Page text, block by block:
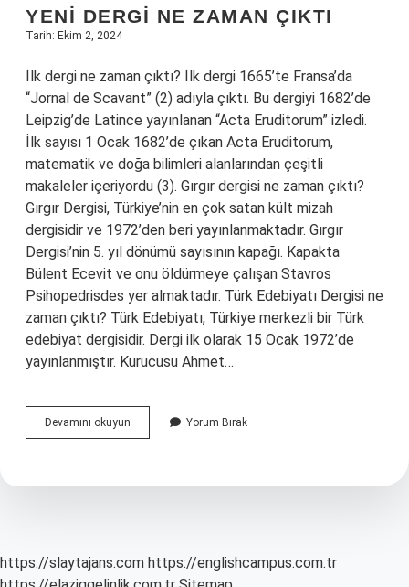
YENI DERGI NE ZAMAN ÇIKTI
Tarih: Ekim 2, 2024
İlk dergi ne zaman çıktı? İlk dergi 1665’te Fransa’da
“Jornal de Scavant” (2) adıyla çıktı. Bu dergiyi 1682’de
Leipzig’de Latince yayınlanan “Acta Eruditorum” izledi.
İlk sayısı 1 Ocak 1682’de çıkan Acta Eruditorum,
matematik ve doğa bilimleri alanlarından çeşitli
makaleler içeriyordu (3). Gırgır dergisi ne zaman çıktı?
Gırgır Dergisi, Türkiye’nin en çok satan kült mizah
dergisidir ve 1972’den beri yayınlanmaktadır. Gırgır
Dergisi’nin 5. yıl dönümü sayısının kapağı. Kapakta
Bülent Ecevit ve onu öldürmeye çalışan Stavros
Psihopedrisdes yer almaktadır. Türk Edebiyatı Dergisi ne
zaman çıktı? Türk Edebiyatı, Türkiye merkezli bir Türk
edebiyat dergisidir. Dergi ilk olarak 15 Ocak 1972’de
yayınlanmıştır. Kurucusu Ahmet…
Devamını okuyun
Dergi
Çıktı
Yorum Bırak
https://slaytajans.com https://englishcampus.com.tr